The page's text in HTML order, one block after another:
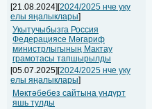
[21.08.2024][2024/2025 нче уку
елы яңалыклары]
Укытучыбызга Россия
Федерациясе Мәгариф
министрлыгының Мактау
грамотасы тапшырылды
[05.07.2025][2024/2025 нче уку
елы яңалыклары]
Мәктәбебез сайтына ундүрт
яшь тулды